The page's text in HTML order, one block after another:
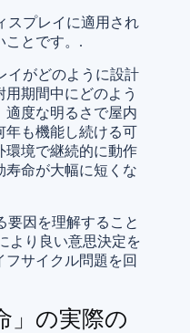
スプレイに適用され
ことです。.
イがどのように設計
期間中にどのよう
適度な明るさで屋内
年も機能し続ける可
環境で継続的に動作
寿命が大幅に短くな
要因を理解すること
より良い意思決定を
サイクル問題を回
」の実際の